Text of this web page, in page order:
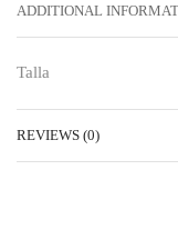
ADDITIONAL
Talla
REVIEWS (0)